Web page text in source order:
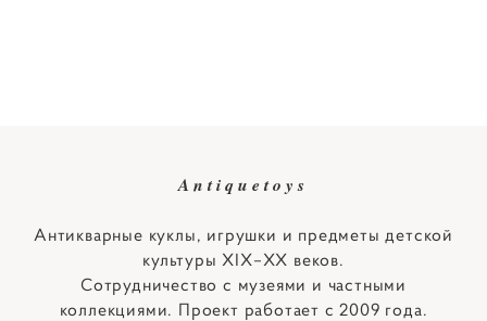
Antiquetoys
Антикварные куклы, игрушки и предметы детской
культуры XIX–XX веков.
Сотрудничество с музеями и частными
коллекциями. Проект работает с 2009 года.